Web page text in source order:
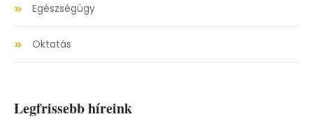
Egészségügy
Oktatás
Legfrissebb híreink